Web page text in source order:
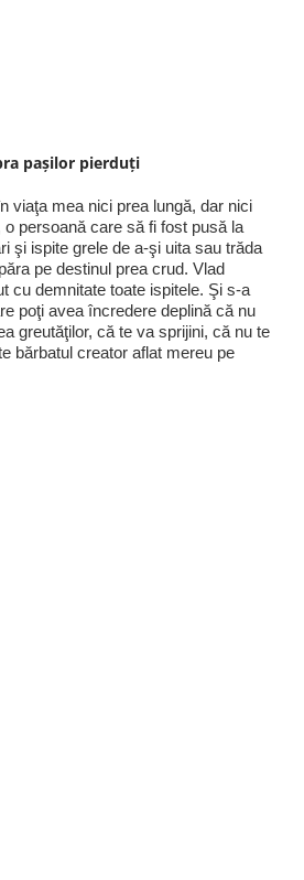
pașilor pierduți
viaţa mea nici prea lungă, dar nici
o persoană care să fi fost pusă la
şi ispite grele de a-şi uita sau trăda
pe destinul prea crud. Vlad
cu demnitate toate ispitele. Şi s-a
poţi avea încredere deplină că nu
greutăţilor, că te va sprijini, că nu te
bărbatul creator aflat mereu pe